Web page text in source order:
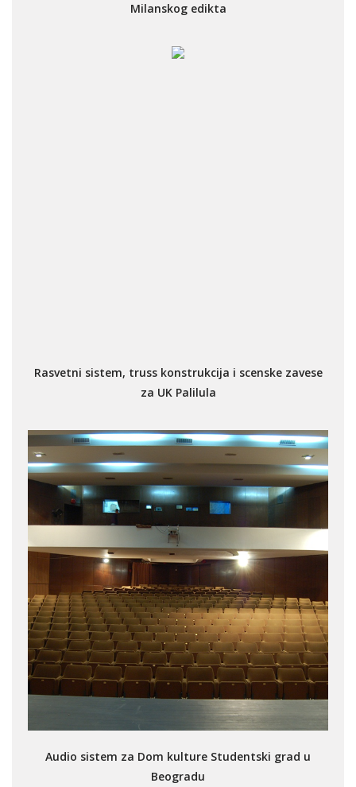
Milanskog edikta
Rasvetni sistem, truss konstrukcija i scenske zavese
za UK Palilula
Audio sistem za Dom kulture Studentski grad u
Beogradu